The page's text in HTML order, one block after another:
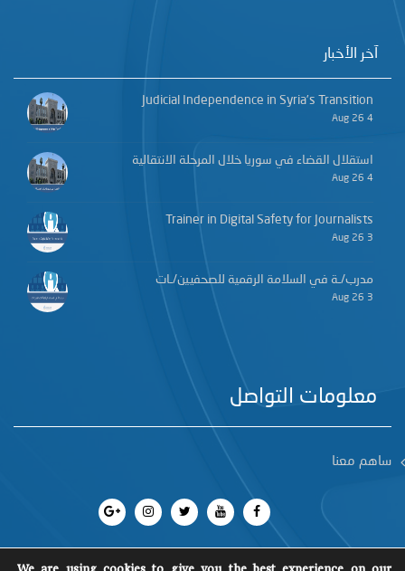
آخر الأخبار
Judicial Independence in Syria’s Transition
4 Aug 26
استقلال القضاء في سوريا خلال المرحلة الانتقالية
4 Aug 26
Trainer in Digital Safety for Journalists
3 Aug 26
مدرب/ـة في السلامة الرقمية للصحفيين/ـات
3 Aug 26
معلومات التواصل
ساهم معنا